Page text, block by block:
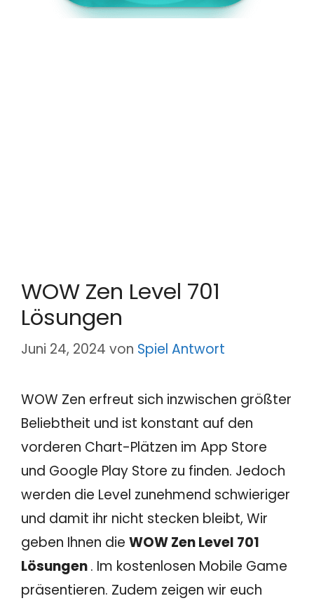
WOW Zen Level 701
Lösungen
Juni 24, 2024 von Spiel Antwort
WOW Zen erfreut sich inzwischen größter
Beliebtheit und ist konstant auf den
vorderen Chart-Plätzen im App Store
und Google Play Store zu finden. Jedoch
werden die Level zunehmend schwieriger
und damit ihr nicht stecken bleibt, Wir
geben Ihnen die WOW Zen Level 701
Lösungen. Im kostenlosen Mobile Game
präsentieren. Zudem zeigen wir euch